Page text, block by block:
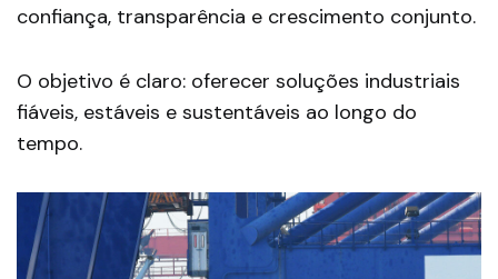
confiança, transparência e crescimento conjunto.
O objetivo é claro: oferecer soluções industriais
fiáveis, estáveis e sustentáveis ao longo do
tempo.